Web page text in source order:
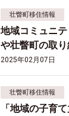
壮瞥町移住情報
地域コミュニ
や壮瞥町の取
2025年02月07日
壮瞥町移住情報
「地域の子育